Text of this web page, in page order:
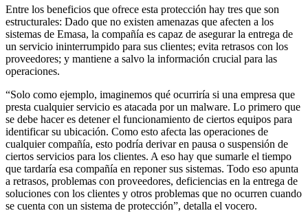
Entre los beneficios que ofrece esta protección hay tres que son
estructurales: Dado que no existen amenazas que afecten a los
sistemas de Emasa, la compañía es capaz de asegurar la entrega de
un servicio ininterrumpido para sus clientes; evita retrasos con los
proveedores; y mantiene a salvo la información crucial para las
operaciones.
“Solo como ejemplo, imaginemos qué ocurriría si una empresa que
presta cualquier servicio es atacada por un malware. Lo primero que
se debe hacer es detener el funcionamiento de ciertos equipos para
identificar su ubicación. Como esto afecta las operaciones de
cualquier compañía, esto podría derivar en pausa o suspensión de
ciertos servicios para los clientes. A eso hay que sumarle el tiempo
que tardaría esa compañía en reponer sus sistemas. Todo eso apunta
a retrasos, problemas con proveedores, deficiencias en la entrega de
soluciones con los clientes y otros problemas que no ocurren cuando
se cuenta con un sistema de protección”, detalla el vocero.